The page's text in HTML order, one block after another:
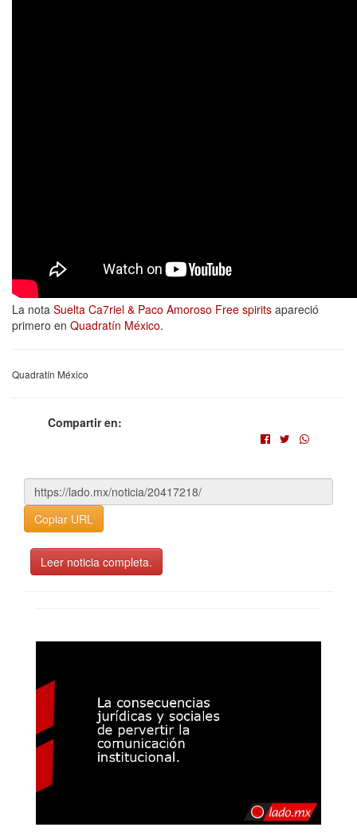
La nota Suelta Ca7riel & Paco Amoroso Free spirits apareció
primero en Quadratín México.
Quadratín México
Compartir en:
Copiar URL
Leer noticia completa.